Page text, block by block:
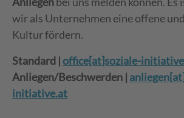
wir als Unternehmen eine offene
Kultur fördern.
Standard |office[at]soziale-
Anliegen/Beschwerden |
initiative.at